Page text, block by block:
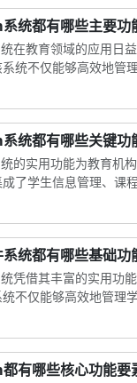
统都有哪些主要功
在教育领域的应用日
统不仅能够高效地管
统都有哪些关键功
的实用功能为教育机
了学生信息管理、课
统都有哪些基础功
凭借其丰富的实用功
不仅能够高效地管理
有哪些核心功能要